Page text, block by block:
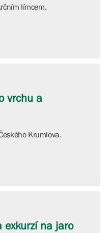
límcem.
vrchu a
Krumlova.
exkurzí na jaro